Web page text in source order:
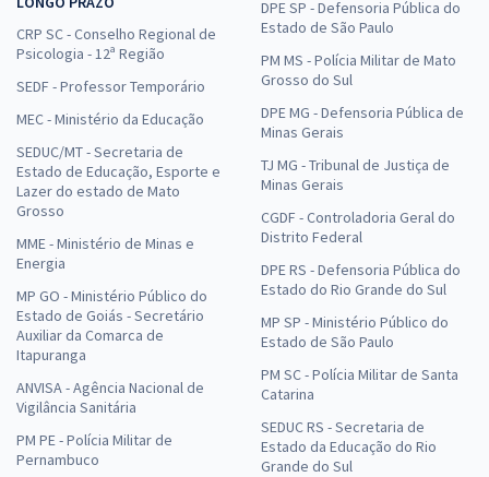
CRP SC - Conselho Regional de
Psicologia - 12ª Região
SEDF - Professor Temporário
MEC - Ministério da Educação
SEDUC/MT - Secretaria de
Estado de Educação, Esporte e
Lazer do estado de Mato
Grosso
MME - Ministério de Minas e
Energia
MP GO - Ministério Público do
Estado de Goiás - Secretário
Auxiliar da Comarca de
Itapuranga
ANVISA - Agência Nacional de
Vigilância Sanitária
PM PE - Polícia Militar de
Pernambuco
DPE SP - Defensoria Pública do
Estado de São Paulo
PM MS - Polícia Militar de Mato
Grosso do Sul
DPE MG - Defensoria Pública de
Minas Gerais
TJ MG - Tribunal de Justiça de
Minas Gerais
CGDF - Controladoria Geral do
Distrito Federal
DPE RS - Defensoria Pública do
Estado do Rio Grande do Sul
MP SP - Ministério Público do
Estado de São Paulo
PM SC - Polícia Militar de Santa
Catarina
SEDUC RS - Secretaria de
Estado da Educação do Rio
Grande do Sul